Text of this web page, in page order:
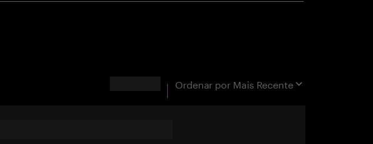
Ordenar por Mais Recente